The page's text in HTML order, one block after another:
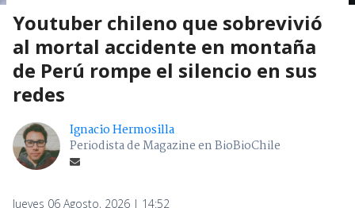
Youtuber chileno que sobrevivió
al mortal accidente en montaña
de Perú rompe el silencio en sus
redes
Ignacio Hermosilla
Periodista de Magazine en BioBioChile
Jueves 06 Agosto, 2026 | 14:52